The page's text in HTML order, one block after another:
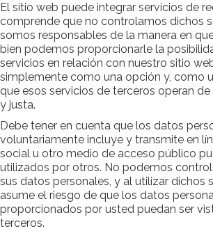
El sitio web puede integrar servicios de
comprende que no controlamos dichos
somos responsables de la manera en
bien podemos proporcionarle la
servicios en relación con nuestro sitio
simplemente como una opción y, como
que esos servicios de terceros operan
y justa.
Debe tener en cuenta que los datos
voluntariamente incluye y transmite en
social u otro medio de acceso público
utilizados por otros. No podemos
sus datos personales, y al utilizar dichos
asume el riesgo de que los datos
proporcionados por usted puedan ser
terceros.